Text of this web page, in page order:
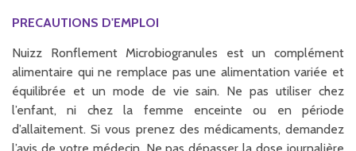
PRECAUTIONS D'EMPLOI
Nuizz Ronflement Microbiogranules est un complément
alimentaire qui ne remplace pas une alimentation variée et
équilibrée et un mode de vie sain. Ne pas utiliser chez
l’enfant, ni chez la femme enceinte ou en période
d’allaitement. Si vous prenez des médicaments, demandez